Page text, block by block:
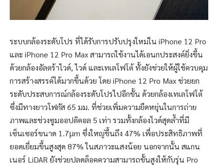
ระบบกล้องระดับโปร ที่ได้รับการปรับปรุงใหม่ใน iPhone 12 Pro
และ iPhone 12 Pro Max สามารถใช้งานได้เอนกประสงค์ยิ่งขึ้น
ด้วยกล้องอัลตร้าไวด์, ไวด์ และเทเลโฟโต้ ทั้งยังช่วยให้ผู้ใช้ควบคุม
การสร้างสรรค์ได้มากขึ้นด้วย โดย iPhone 12 Pro Max ช่วยยก
ระดับประสบการณ์กล้องระดับโปรไปอีกขั้น ด้วยกล้องเทเลโฟโต้
ซึ่งมีทางยาวโฟกัส 65 มม. ที่ช่วยเพิ่มความยืดหยุ่นในการถ่าย
ภาพและช่วงซูมออปติคอล 5 เท่า รวมทั้งกล้องไวด์สุดล้ำที่มี
เซ็นเซอร์ขนาด 1.7μm ซึ่งใหญ่ขึ้นถึง 47% เพื่อประสิทธิภาพที่
ยอดเยี่ยมขึ้นสูงสุด 87% ในสภาวะแสงน้อย นอกจากนั้น สแกน
เนอร์ LiDAR ยังช่วยปลดล็อคความสามารถขั้นสูงให้กับรุ่น Pro